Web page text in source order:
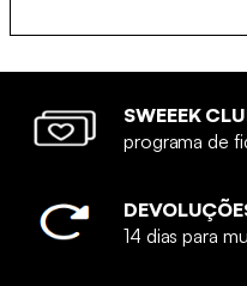
SWEEEK
programa de
14 dias para